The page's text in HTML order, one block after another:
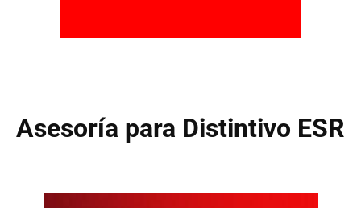
Asesoría para Distintivo ESR